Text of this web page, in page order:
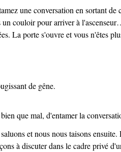
un couloir pour arriver à
La porte s'ouvre et vous n'êtes
de gêne.
que mal, d'entamer la
saluons et nous nous taisons
à discuter dans le cadre privé